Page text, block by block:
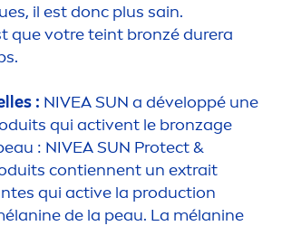
il est donc plus sain.
que votre teint bronzé durera
: NIVEASUN a développé une
qui activent le bronzage
: NIVEASUN Protect&
contiennent un extrait
qui active la production
de la peau. La mélanine